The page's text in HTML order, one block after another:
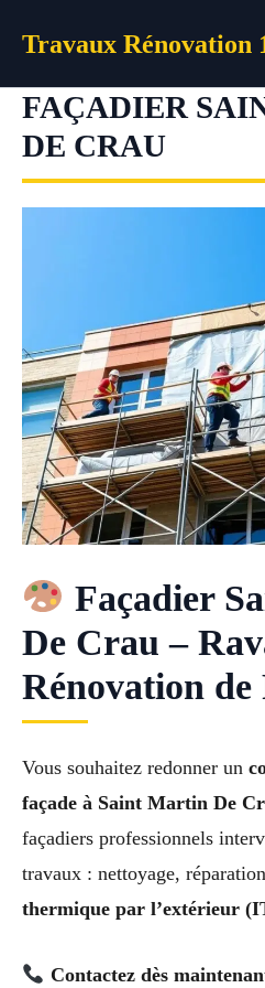
Travaux Rénovation
FAÇADIER
DE CRAU
Façadier
De Crau –
Rénovation de
Vous souhaitez redonner un
façade à Saint Martin De
façadiers professionnels
travaux : nettoyage,
thermique par l’extérieur
Contactez dès